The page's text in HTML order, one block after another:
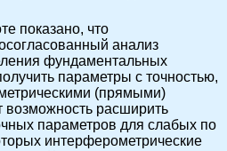
показано, что
анализ
фундаментальных
параметры с точностью,
(прямыми)
возможность расширить
параметров для слабых по
интерферометрические